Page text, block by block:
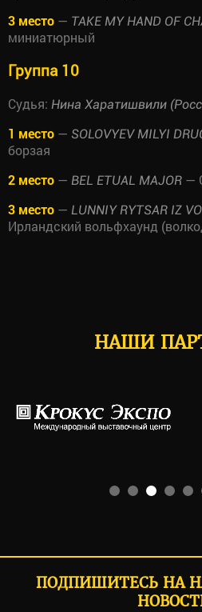
3 место — TAKE MY HAND OF
миниатюрный
Группа 10
Судья: Нина Харатишвили
1 место — SOLOVYEV MILYI
борзая
2 место — BEL ETUAL MAJOR —
3 место — LUNNIY RYTSAR IZ
Ирландский вольфхаунд
НАШИ
ПОДПИШИТЕСЬ НА